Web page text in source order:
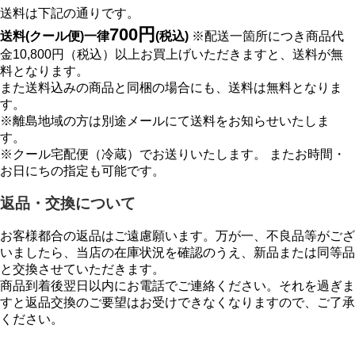
送料は下記の通りです。
送料(クール便)一律700円 (税込) ※配送一箇所につき商品代
金10,800円（税込）以上お買上げいただきますと、送料が無
料となります。
また送料込みの商品と同梱の場合にも、送料は無料となりま
す。
※離島地域の方は別途メールにて送料をお知らせいたしま
す。
※クール宅配便（冷蔵）でお送りいたします。 またお時間・
お日にちの指定も可能です。
返品・交換について
お客様都合の返品はご遠慮願います。万が一、不良品等がござ
いましたら、当店の在庫状況を確認のうえ、新品または同等品
と交換させていただきます。
商品到着後翌日以内にお電話でご連絡ください。それを過ぎま
すと返品交換のご要望はお受けできなくなりますので、ご了承
ください。